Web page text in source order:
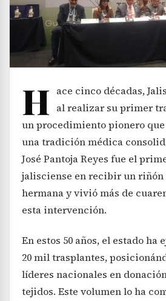
H ace cinco décadas,
al realizar su primer
un procedimiento pionero
una tradición médica
José Pantoja Reyes fue el
jalisciense en recibir un riñón
hermana y vivió más de
esta intervención.
En estos 50 años, el estado ha
20 mil trasplantes,
líderes nacionales en
tejidos. Este volumen lo ha